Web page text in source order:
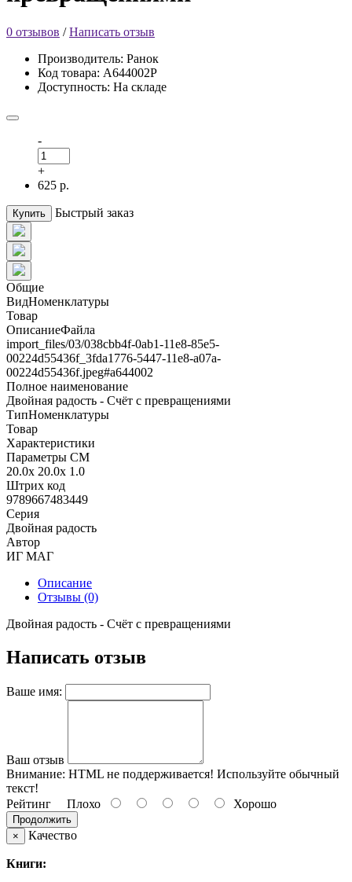
0 отзывов /Написать отзыв
Производитель: Ранок
Код товара: А644002Р
Доступность: На складе
-
+
625 р.
Купить Быстрый заказ
Общие
ВидНоменклатуры
Товар
ОписаниеФайла
import_files/03/038cbb4f-0ab1-11e8-85e5-
00224d55436f_3fda1776-5447-11e8-a07a-
00224d55436f.jpeg#а644002
Полное наименование
Двойная радость - Счёт с превращениями
ТипНоменклатуры
Товар
Характеристики
Параметры СМ
20.0x 20.0x 1.0
Штрих код
9789667483449
Серия
Двойная радость
Автор
ИГ МАГ
Описание
Отзывы (0)
Двойная радость - Счёт с превращениями
Написать отзыв
Ваше имя:
Ваш отзыв
Внимание: HTML не поддерживается! Используйте обычный
текст!
Рейтинг Плохо Хорошо
Продолжить
×
Качество
Книги: